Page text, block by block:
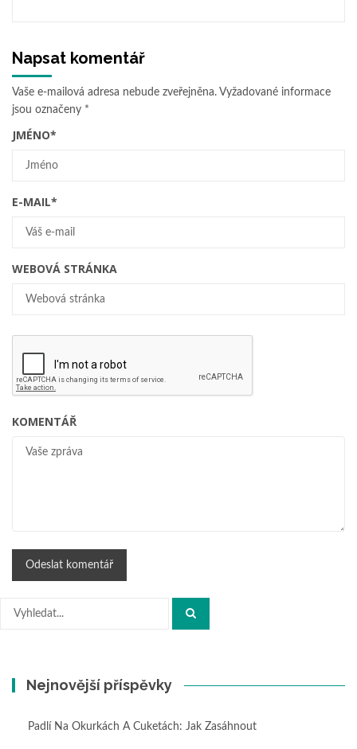
Napsat komentář
Vaše e-mailová adresa nebude zveřejněna. Vyžadované informace
jsou označeny *
JMÉNO*
E-MAIL*
WEBOVÁ STRÁNKA
KOMENTÁŘ
Hledat:
Nejnovější příspěvky
Padlí Na Okurkách A Cuketách: Jak Zasáhnout